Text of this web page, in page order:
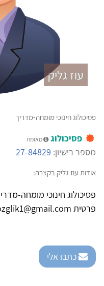
עוז גליק
פסיכולוג חינוכי מומחה-מדריך
פסיכולוג מאומת
מספר רישיון: 27-84829
אודות עוז גליק בקצרה:
פסיכולוג חינוכי מומחה-
פרטית ozglik1@gmail.com
כתבו אלי